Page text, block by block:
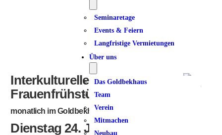
Seminaretage
Events & Feiern
Langfristige Vermietungen
Über uns
Das Goldbekhaus
Team
Verein
Mitmachen
Neubau
Interkulturelles
Frauenfrühstück
monatlich im Goldbekhaus
Dienstag 24. Juni 2025